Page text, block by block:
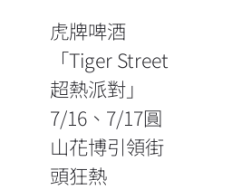
頭狂熱
虎牌啤酒
「Tiger Street
超熱派對」
7/16、7/17圓
山花博引領街
頭狂熱